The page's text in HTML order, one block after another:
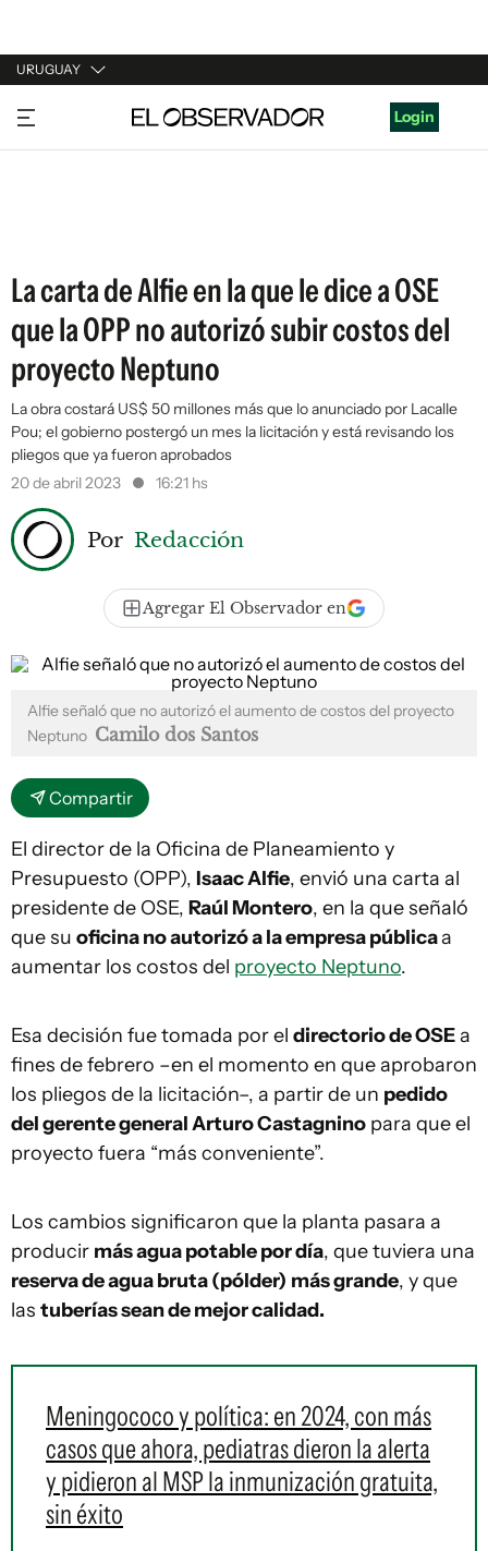
URUGUAY
URUGUAY
ARGENTINA
Login
La carta de Alfie en la que le dice a OSE
que la OPP no autorizó subir costos del
proyecto Neptuno
La obra costará US$ 50 millones más que lo anunciado por Lacalle
Pou; el gobierno postergó un mes la licitación y está revisando los
pliegos que ya fueron aprobados
20 de abril 2023
16:21 hs
Por Redacción
Agregar El Observador en
Alfie señaló que no autorizó el aumento de costos del proyecto
Neptuno Camilo dos Santos
Compartir
El director de la Oficina de Planeamiento y
Presupuesto (OPP), Isaac Alfie, envió una carta al
presidente de OSE, Raúl Montero, en la que señaló
que su oficina no autorizó a la empresa públicaa
aumentar los costos del proyecto Neptuno.
Esa decisión fue tomada por el directorio de OSEa
fines de febrero –en el momento en que aprobaron
los pliegos de la licitación–, a partir de un pedido
del gerente general Arturo Castagnino para que el
proyecto fuera “más conveniente”.
Los cambios significaron que la planta pasara a
producir más agua potable por día, que tuviera una
reserva de agua bruta (pólder) más grande, y que
las tuberías sean de mejor calidad.
Meningococo y política: en 2024, con más
casos que ahora, pediatras dieron la alerta
y pidieron al MSP la inmunización gratuita,
sin éxito